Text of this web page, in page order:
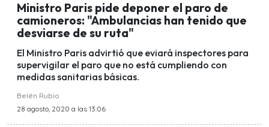
Ministro Paris pide deponer el paro de
camioneros: "Ambulancias han tenido que
desviarse de su ruta"
El Ministro Paris advirtió que eviará inspectores para
supervigilar el paro que no está cumpliendo con
medidas sanitarias básicas.
Belén Rubio
28 agosto, 2020 a las 13:06